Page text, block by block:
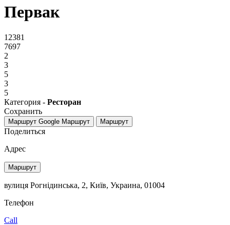
Первак
12381
7697
2
3
5
3
5
Категория - Ресторан
Сохранить
Маршрут Google Маршрут Маршрут
Поделиться
Адрес
Маршрут
вулиця Рогнідинська, 2, Київ, Украина, 01004
Телефон
Call